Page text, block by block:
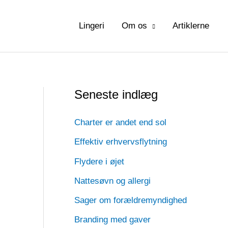
Lingeri Om os Artiklerne
Seneste indlæg
Charter er andet end sol
Effektiv erhvervsflytning
Flydere i øjet
Nattesøvn og allergi
Sager om forældremyndighed
Branding med gaver